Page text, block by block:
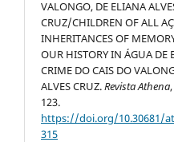
VALONGO, DE ELIANA
CRUZ/CHILDREN OF ALL
INHERITANCES OF
OUR HISTORY IN ÁGUA DE
CRIME DO CAIS DO
ALVES CRUZ.Revista Athena
123.
https://doi.org/10.30681/
315